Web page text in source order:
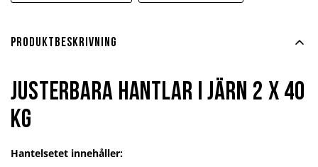
Produktbeskrivning
Justerbara hantlar i järn 2 x 40
kg
Hantelsetet innehåller: